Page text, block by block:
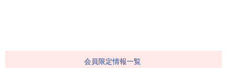
会員限定情報一覧